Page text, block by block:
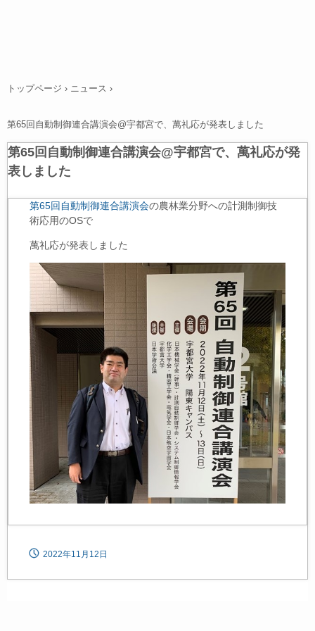
トップページ › ニュース ›
第65回自動制御連合講演会@宇都宮で、萬礼応が発表しました
第65回自動制御連合講演会@宇都宮で、萬礼応が発
表しました
第65回自動制御連合講演会の農林業分野への計測制御技
術応用のOSで
萬礼応が発表しました
2022年11月12日